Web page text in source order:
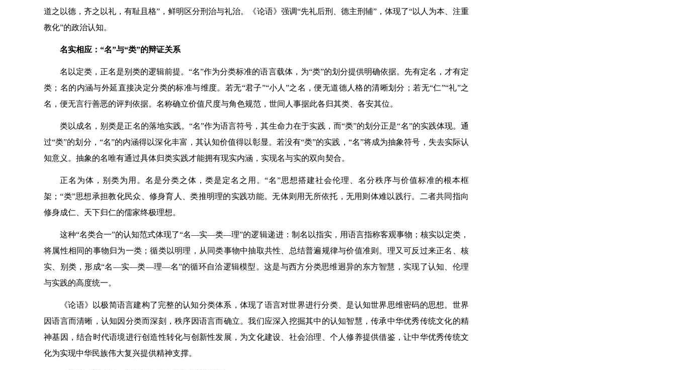
道之以德，齐之以礼，有耻且格”，鲜明区分刑治与礼治。《论语》强调“先礼后刑、德主刑辅”，体现了“以人为本、注重
教化”的政治认知。
名实相应：“名”与“类”的辩证关系
名以定类，正名是别类的逻辑前提。“名”作为分类标准的语言载体，为“类”的划分提供明确依据。先有定名，才有定
类；名的内涵与外延直接决定分类的标准与维度。若无“君子”“小人”之名，便无道德人格的清晰划分；若无“仁”“礼”之
名，便无言行善恶的评判依据。名称确立价值尺度与角色规范，世间人事据此各归其类、各安其位。
类以成名，别类是正名的落地实践。“名”作为语言符号，其生命力在于实践，而“类”的划分正是“名”的实践体现。通
过“类”的划分，“名”的内涵得以深化丰富，其认知价值得以彰显。若没有“类”的实践，“名”将成为抽象符号，失去实际认
知意义。抽象的名唯有通过具体归类实践才能拥有现实内涵，实现名与实的双向契合。
正名为体，别类为用。名是分类之体，类是定名之用。“名”思想搭建社会伦理、名分秩序与价值标准的根本框
架；“类”思想承担教化民众、修身育人、类推明理的实践功能。无体则用无所依托，无用则体难以践行。二者共同指向
修身成仁、天下归仁的儒家终极理想。
这种“名类合一”的认知范式体现了“名—实—类—理”的逻辑递进：制名以指实，用语言指称客观事物；核实以定类，
将属性相同的事物归为一类；循类以明理，从同类事物中抽取共性、总结普遍规律与价值准则。理又可反过来正名、核
实、别类，形成“名—实—类—理—名”的循环自洽逻辑模型。这是与西方分类思维迥异的东方智慧，实现了认知、伦理
与实践的高度统一。
《论语》以极简语言建构了完整的认知分类体系，体现了语言对世界进行分类、是认知世界思维密码的思想。世界
因语言而清晰，认知因分类而深刻，秩序因语言而确立。我们应深入挖掘其中的认知智慧，传承中华优秀传统文化的精
神基因，结合时代语境进行创造性转化与创新性发展，为文化建设、社会治理、个人修养提供借鉴，让中华优秀传统文
化为实现中华民族伟大复兴提供精神支撑。